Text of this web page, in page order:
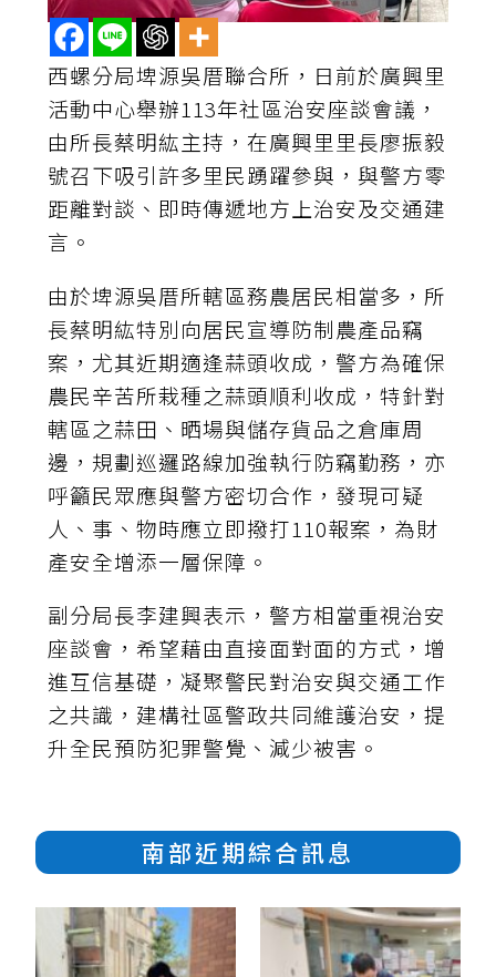
西螺分局埤源吳厝聯合所，日前於廣興里
活動中心舉辦113年社區治安座談會議，
由所長蔡明紘主持，在廣興里里長廖振毅
號召下吸引許多里民踴躍參與，與警方零
距離對談、即時傳遞地方上治安及交通建
言。
由於埤源吳厝所轄區務農居民相當多，所
長蔡明紘特別向居民宣導防制農產品竊
案，尤其近期適逢蒜頭收成，警方為確保
農民辛苦所栽種之蒜頭順利收成，特針對
轄區之蒜田、晒場與儲存貨品之倉庫周
邊，規劃巡邏路線加強執行防竊勤務，亦
呼籲民眾應與警方密切合作，發現可疑
人、事、物時應立即撥打110報案，為財
產安全增添一層保障。
副分局長李建興表示，警方相當重視治安
座談會，希望藉由直接面對面的方式，增
進互信基礎，凝聚警民對治安與交通工作
之共識，建構社區警政共同維護治安，提
升全民預防犯罪警覺、減少被害。
南部近期綜合訊息